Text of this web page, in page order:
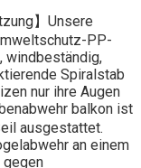
】Unsere
PP-
windbeständig,
Spiralstab
nur ihre Augen
balkon ist
ausgestattet.
an einem
gegen